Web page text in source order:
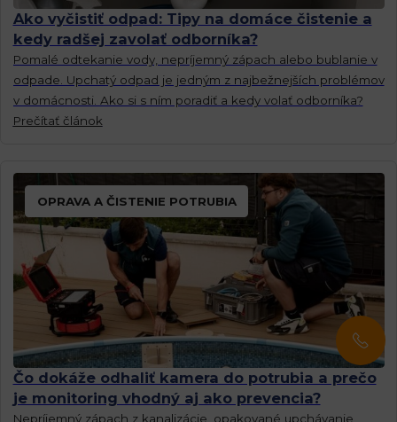
Ako vyčistiť odpad: Tipy na domáce čistenie a
kedy radšej zavolať odborníka?
Pomalé odtekanie vody, nepríjemný zápach alebo bublanie v
odpade. Upchatý odpad je jedným z najbežnejších problémov
v domácnosti. Ako si s ním poradiť a kedy volať odborníka?
Prečítať článok
OPRAVA A ČISTENIE POTRUBIA
Čo dokáže odhaliť kamera do potrubia a prečo
je monitoring vhodný aj ako prevencia?
Nepríjemný zápach z kanalizácie, opakované upchávanie